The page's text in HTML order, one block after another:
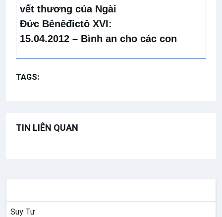
vết thương của Ngài
Đức Bênêđictô XVI:
15.04.2012 – Bình an cho các con
TAGS:
TIN LIÊN QUAN
Suy Tư